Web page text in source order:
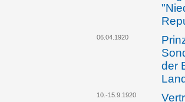
06.04.1920
der
10.-15.9.1920